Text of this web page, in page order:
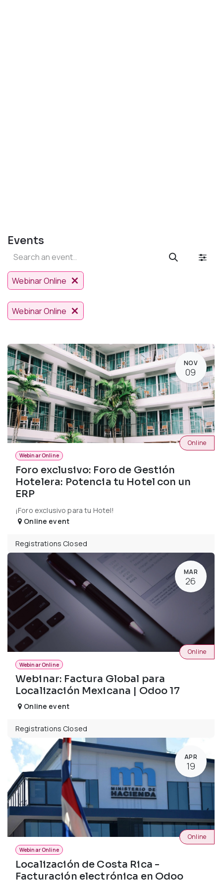
Events
Webinar Online
Webinar Online
NOV
09
Webinar Online
Foro exclusivo: Foro de Gestión
Hotelera: Potencia tu Hotel con un
ERP
¡Foro exclusivo para tu Hotel!
Online
Online event
Registrations Closed
MAR
26
Webinar Online
Webinar: Factura Global para
Localización Mexicana | Odoo 17
Online
Online event
Registrations Closed
APR
19
Webinar Online
Localización de Costa Rica -
Facturación electrónica en Odoo
Online